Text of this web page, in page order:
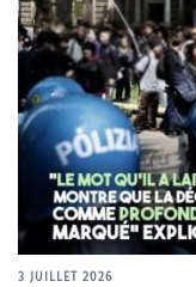
3 JUILLET 2026